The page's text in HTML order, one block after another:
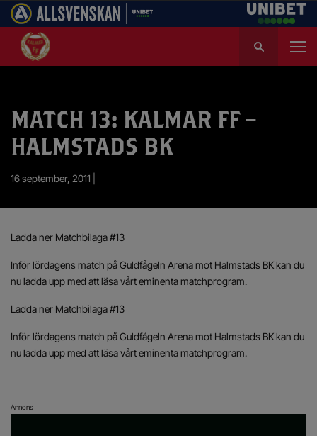
k
MATCH 13: KALMAR FF –
HALMSTADS BK
16 september, 2011 |
Ladda ner Matchbilaga #13
Inför lördagens match på Guldfågeln Arena mot Halmstads BK kan du
nu ladda upp med att läsa vårt eminenta matchprogram.
Ladda ner Matchbilaga #13
Inför lördagens match på Guldfågeln Arena mot Halmstads BK kan du
nu ladda upp med att läsa vårt eminenta matchprogram.
Annons